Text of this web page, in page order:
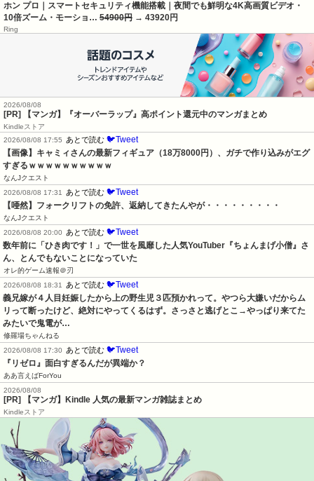
ホン プロ｜スマートセキュリティ機能搭載｜夜間でも鮮明な4K高画質ビデオ・
10倍ズーム・モーショ… 54900円 → 43920円
Ring
2026/08/08
[PR] 【マンガ】『オーバーラップ』高ポイント還元中のマンガまとめ
Kindleストア
2026/08/08 17:55
あとで読む 🐦Tweet
【画像】キャミィさんの最新フィギュア（18万8000円）、ガチで作り込みがエグ
すぎるｗｗｗｗｗｗｗｗｗｗ
なんJクエスト
2026/08/08 17:31
あとで読む 🐦Tweet
【唖然】フォークリフトの免許、返納してきたんやが・・・・・・・・・
なんJクエスト
2026/08/08 20:00
あとで読む 🐦Tweet
数年前に「ひき肉です！」で一世を風靡した人気YouTuber『ちょんまげ小僧』さ
ん、とんでもないことになっていた
オレ的ゲーム速報＠刃
2026/08/08 18:31
あとで読む 🐦Tweet
義兄嫁が４人目妊娠したから上の野生児３匹預かれって。やつら大嫌いだからム
リって断ったけど、絶対にやってくるはず。さっさと逃げとこ→やっぱり来てた
みたいで鬼電が…
修羅場ちゃんねる
2026/08/08 17:30
あとで読む 🐦Tweet
『リゼロ』面白すぎるんだが異端か？
ああ言えばForYou
2026/08/08
[PR] 【マンガ】Kindle 人気の最新マンガ雑誌まとめ
Kindleストア